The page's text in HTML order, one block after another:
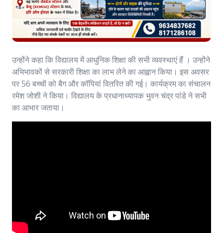
उन्होंने कहा कि विद्यालय में आधुनिक शिक्षा की सभी व्यवस्थाएं हैं । उन्होंने
अभिभावकों से सरकारी शिक्षा का लाभ लेने का आह्वान किया। इस अवसर
पर 56 बच्चों को बैग और कॉपियां वितरित की गई। कार्यक्रम का संचालन
रमेश जोशी ने किया। विद्यालय के प्रधानाध्यापक भुवन चंद्र पांडे ने सभी
का आभार जताया।